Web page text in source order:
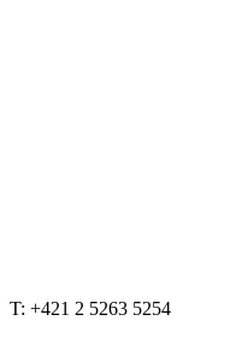
T: +421 2 5263 5254